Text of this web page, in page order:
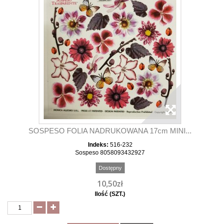
SOSPESO FOLIA NADRUKOWANA 17cm MINI...
Indeks: 516-232
Sospeso 8058093432927
Dostępny
10,50zł
Ilość (SZT.)